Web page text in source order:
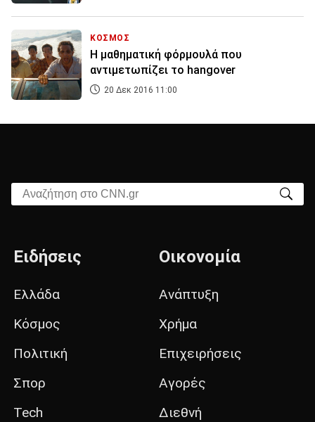
ΚΟΣΜΟΣ
Η μαθηματική φόρμουλά που
αντιμετωπίζει το hangover
20 Δεκ 2016 11:00
Αναζήτηση στο CNN.gr
Ειδήσεις
Ελλάδα
Κόσμος
Πολιτική
Σπορ
Tech
Οικονομία
Ανάπτυξη
Χρήμα
Επιχειρήσεις
Αγορές
Διεθνή